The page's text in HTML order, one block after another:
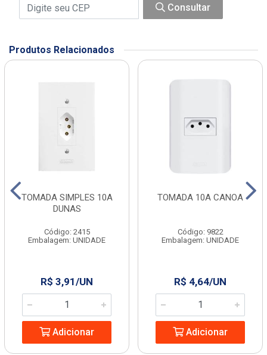
Consultar
Produtos Relacionados
TOMADA SIMPLES 10A
DUNAS
Código: 2415
Embalagem: UNIDADE
R$ 3,91/UN
Adicionar
TOMADA 10A CANOA
Código: 9822
Embalagem: UNIDADE
R$ 4,64/UN
Adicionar